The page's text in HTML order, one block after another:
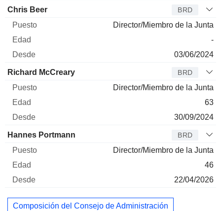
Chris Beer BRD
Director/Miembro de la Junta
-
03/06/2024
Richard McCreary BRD
Director/Miembro de la Junta
63
30/09/2024
Hannes Portmann BRD
Director/Miembro de la Junta
46
22/04/2026
Composición del Consejo de Administración